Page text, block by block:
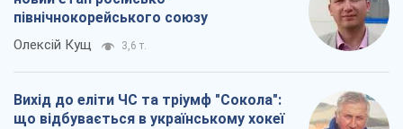
північнокорейського союзу
Олексій Кущ 3,6 т.
Вихід до еліти ЧС та тріумф "Сокола":
що відбувається в українському хокеї